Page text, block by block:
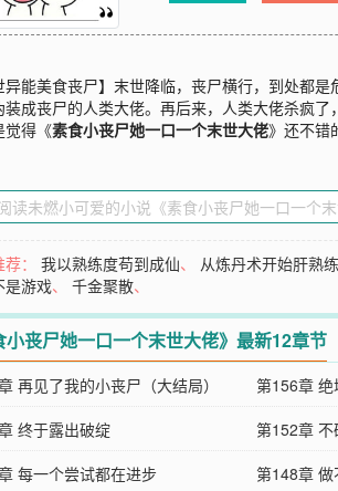
异能美食丧尸】末世降临，丧尸横行，到处都
装成丧尸的人类大佬。再后来，人类大佬杀疯
觉得《素食小丧尸她一口一个末世大佬》还不错
荐：我以熟练度苟到成仙、 从炼丹术开始肝熟
是游戏、千金聚散、
小丧尸她一口一个末世大佬》最新12章节
再见了我的小丧尸（大结局） 第156章
终于露出破绽
第152章 不
每一个尝试都在进步
第148章